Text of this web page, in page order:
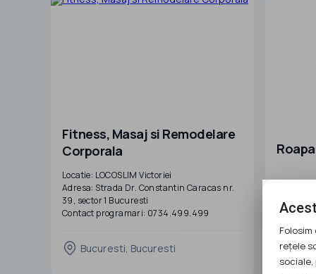
Fitness, Masaj si Remodelare
Corporala
Locatie: LOCOSLIM Victoriei
Adresa: Strada Dr. Constantin Caracas nr.
39, sector 1 Bucuresti
Contact programari: 0734.499.499
corporala
Website: www.locoslim.ro
Bucuresti, Bucuresti
Noi
De
oferim
calitate
rețele
sociale,